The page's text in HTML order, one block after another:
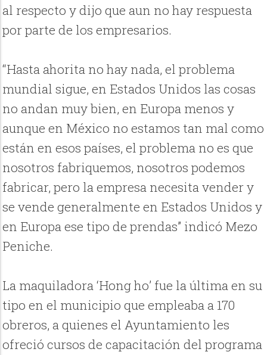
al respecto y dijo que aun no hay respuesta
por parte de los empresarios.
“Hasta ahorita no hay nada, el problema
mundial sigue, en Estados Unidos las cosas
no andan muy bien, en Europa menos y
aunque en México no estamos tan mal como
están en esos países, el problema no es que
nosotros fabriquemos, nosotros podemos
fabricar, pero la empresa necesita vender y
se vende generalmente en Estados Unidos y
en Europa ese tipo de prendas” indicó Mezo
Peniche.
La maquiladora ‘Hong ho’ fue la última en su
tipo en el municipio que empleaba a 170
obreros, a quienes el Ayuntamiento les
ofreció cursos de capacitación del programa